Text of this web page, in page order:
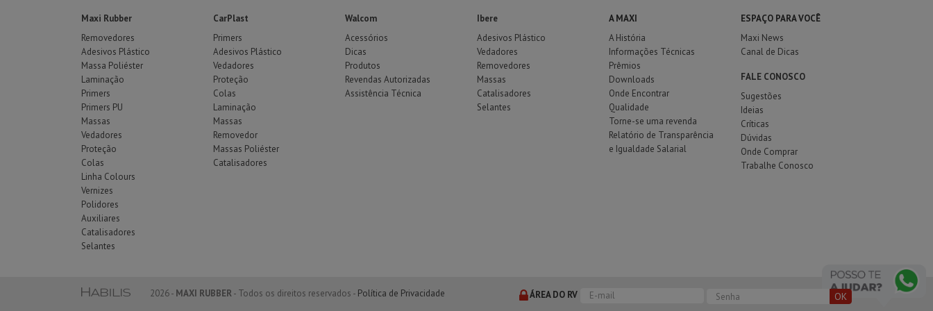
Maxi Rubber
Removedores
Adesivos Plástico
Massa Poliéster
Laminação
Primers
Primers PU
Massas
Vedadores
Proteção
Colas
Linha Colours
Vernizes
Polidores
Auxiliares
Catalisadores
Selantes
CarPlast
Primers
Adesivos Plástico
Vedadores
Proteção
Colas
Laminação
Massas
Removedor
Massas Poliéster
Catalisadores
Walcom
Acessórios
Dicas
Produtos
Revendas Autorizadas
Assistência Técnica
Ibere
Adesivos Plástico
Vedadores
Removedores
Massas
Catalisadores
Selantes
A MAXI
A História
Informações Técnicas
Prêmios
Downloads
Onde Encontrar
Qualidade
Torne-se uma revenda
Relatório de Transparência
e Igualdade Salarial
ESPAÇO PARA VOCÊ
Maxi News
Canal de Dicas
FALE CONOSCO
Sugestões
Ideias
Críticas
Dúvidas
Onde Comprar
Trabalhe Conosco
2026 - MAXI RUBBER- Todos os direitos reservados - Política de Privacidade ÁREA DO RV